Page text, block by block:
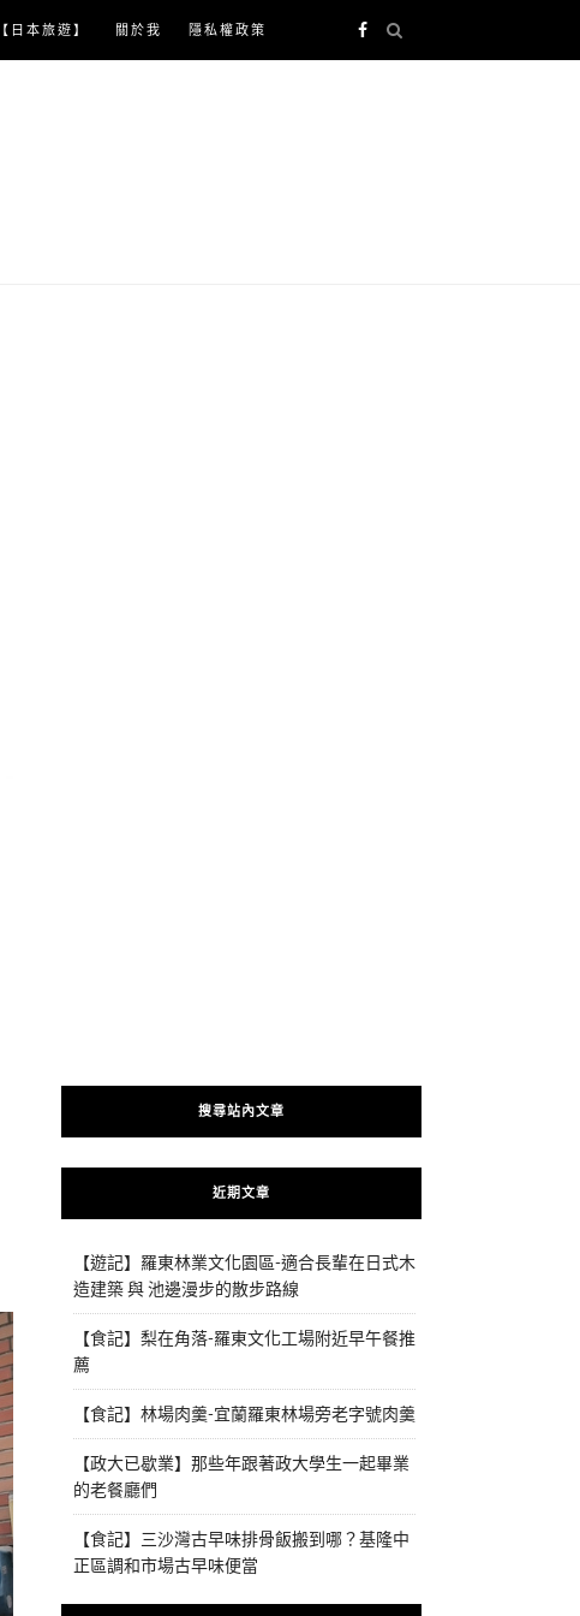
【日本旅遊】 關於我 隱私權政策
搜尋站內文章
近期文章
【遊記】羅東林業文化園區-適合長輩在日式木
造建築 與 池邊漫步的散步路線
【食記】梨在角落-羅東文化工場附近早午餐推
薦
【食記】林場肉羹-宜蘭羅東林場旁老字號肉羹
【政大已歇業】那些年跟著政大學生一起畢業
的老餐廳們
【食記】三沙灣古早味排骨飯搬到哪？基隆中
正區調和市場古早味便當